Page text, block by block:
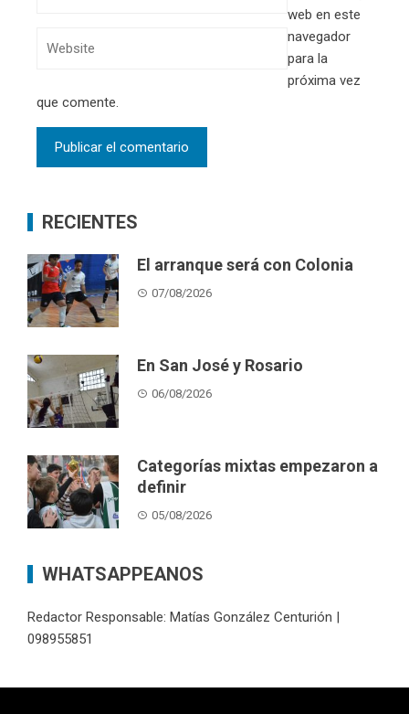
web en este
navegador
para la
próxima vez
que comente.
RECIENTES
El arranque será con Colonia
07/08/2026
En San José y Rosario
06/08/2026
Categorías mixtas empezaron a
definir
05/08/2026
WHATSAPPEANOS
Redactor Responsable: Matías González Centurión |
098955851